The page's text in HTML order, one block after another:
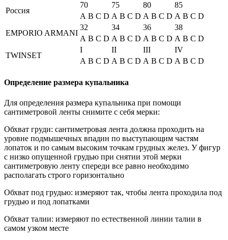
Россия
70 75 80
85
A B C D A B C D A B C D A B C D
EMPORIO ARMANI
32 34 36
38
A B C D A B C D A B C D A B C D
TWINSET
I II III
IV
A B C D A B C D A B C D A B C D
Определение размера купальника
Для определения размера купальника при помощи
сантиметровой ленты снимите с себя мерки:
Обхват груди: сантиметровая лента должна проходить на
уровне подмышечных впадин по выступающим частям
лопаток и по самым высоким точкам грудных желез. У фигур
с низко опущенной грудью при снятии этой мерки
сантиметровую ленту спереди все равно необходимо
располагать строго горизонтально
Обхват под грудью: измеряют так, чтобы лента проходила под
грудью и под лопатками
Обхват талии: измеряют по естественной линии талии в
самом узком месте